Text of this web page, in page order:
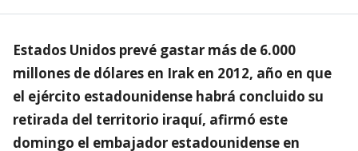
Estados Unidos prevé gastar más de 6.000
millones de dólares en Irak en 2012, año en que
el ejército estadounidense habrá concluido su
retirada del territorio iraquí, afirmó este
domingo el embajador estadounidense en